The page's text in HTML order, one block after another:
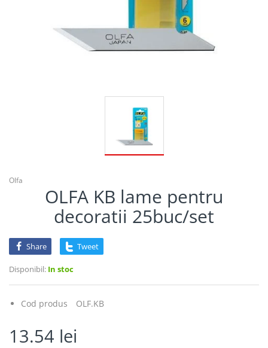
Olfa
OLFA KB lame pentru
decoratii 25buc/set
Share Tweet
Disponibil:In stoc
Cod produs OLF.KB
13.54 lei